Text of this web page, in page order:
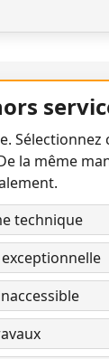
la même
technique